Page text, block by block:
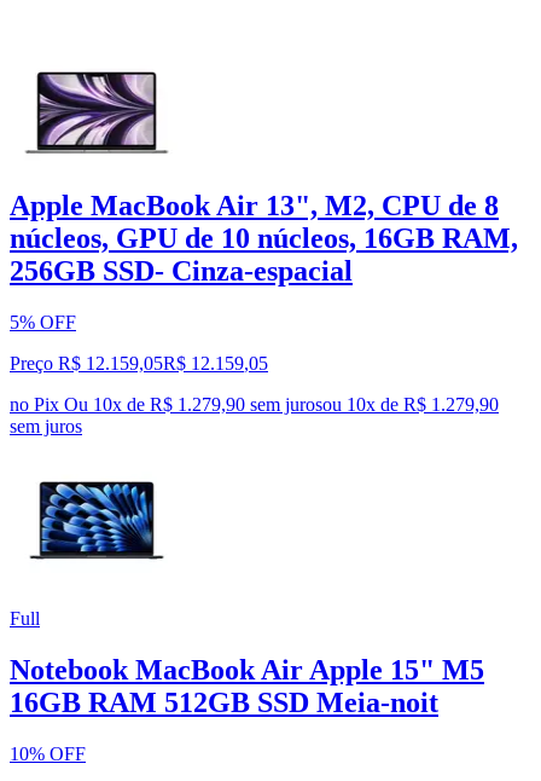
Apple MacBook Air 13", M2, CPU de 8
núcleos, GPU de 10 núcleos, 16GB RAM,
256GB SSD- Cinza-espacial
5% OFF
Preço R$ 12.159,05R$ 12.159,05
no Pix Ou 10x de R$ 1.279,90 sem jurosou 10x de R$ 1.279,90
sem juros
Full
Notebook MacBook Air Apple 15" M5
16GB RAM 512GB SSD Meia‑noit
10% OFF